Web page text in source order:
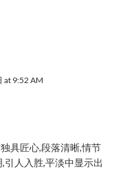
at 9:52 AM
具匠心,段落清晰,情节
引人入胜,平淡中显示出